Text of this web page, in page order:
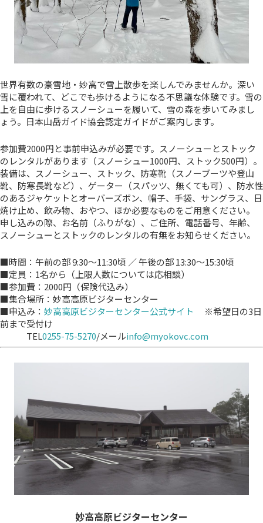
世界有数の豪雪地・妙高で雪上散歩を楽しんでみませんか。深い
雪に覆われて、どこでも歩けるようになる不思議な体験です。雪の
上を自由に歩けるスノーシューを履いて、雪の森を歩いてみまし
ょう。日本山岳ガイド協会認定ガイドがご案内します。
参加費2000円と事前申込みが必要です。スノーシューとストック
のレンタルがあります（スノーシュー1000円、ストック500円）。
装備は、スノーシュー、ストック、防寒靴（スノーブーツや登山
靴、防寒長靴など）、ゲーター（スパッツ、無くても可）、防水性
のあるジャケットとオーバーズボン、帽子、手袋、サングラス、日
焼け止め、飲み物、おやつ、ほか必要なものをご用意ください。
申し込みの際、お名前（ふりがな）、ご住所、電話番号、年齢、
スノーシューとストックのレンタルの有無をお知らせください。
■時間：午前の部 9:30〜11:30頃 ／ 午後の部 13:30〜15:30頃
■定員：1名から（上限人数については応相談）
■参加費：2000円（保険代込み）
■集合場所：妙高高原ビジターセンター
■申込み： 妙高高原ビジターセンター公式サイト ※希望日の3日
前まで受付け
TEL0255-75-5270/メールinfo@myokovc.com
妙高高原ビジターセンター